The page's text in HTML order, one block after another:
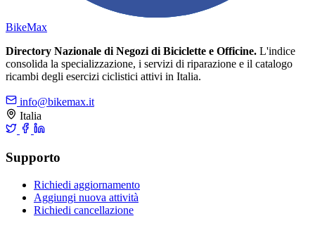
BikeMax
Directory Nazionale di Negozi di Biciclette e Officine. L'indice
consolida la specializzazione, i servizi di riparazione e il catalogo
ricambi degli esercizi ciclistici attivi in Italia.
info@bikemax.it
Italia
Supporto
Richiedi aggiornamento
Aggiungi nuova attività
Richiedi cancellazione